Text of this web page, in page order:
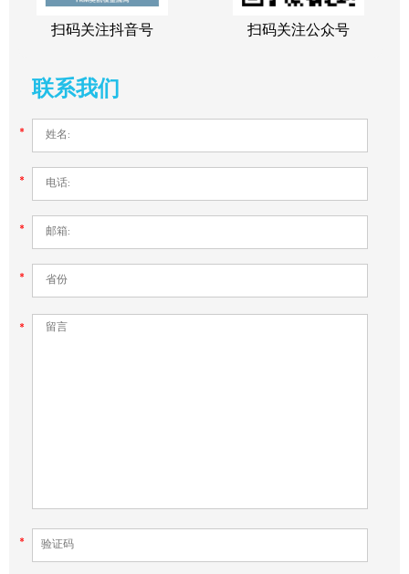
扫码关注抖音号 扫码关注公众号
联系我们
*
*
*
*
*
*